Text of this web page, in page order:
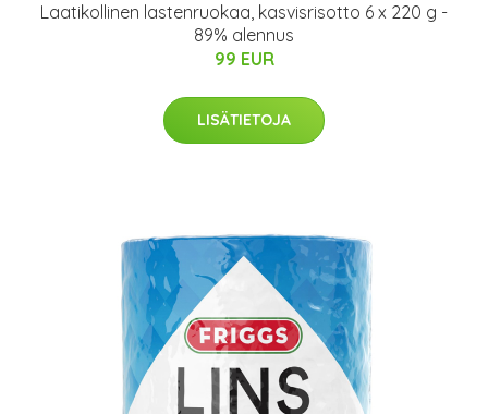
Laatikollinen lastenruokaa, kasvisrisotto 6 x 220 g -
89% alennus
99 EUR
LISÄTIETOJA